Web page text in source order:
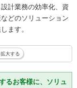
計業務の効率化、資
どのソリューション
ます。
大する
るお客様に、ソリュ